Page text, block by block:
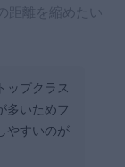
距離を縮めたい
ップクラス
多いためフ
やすいのが